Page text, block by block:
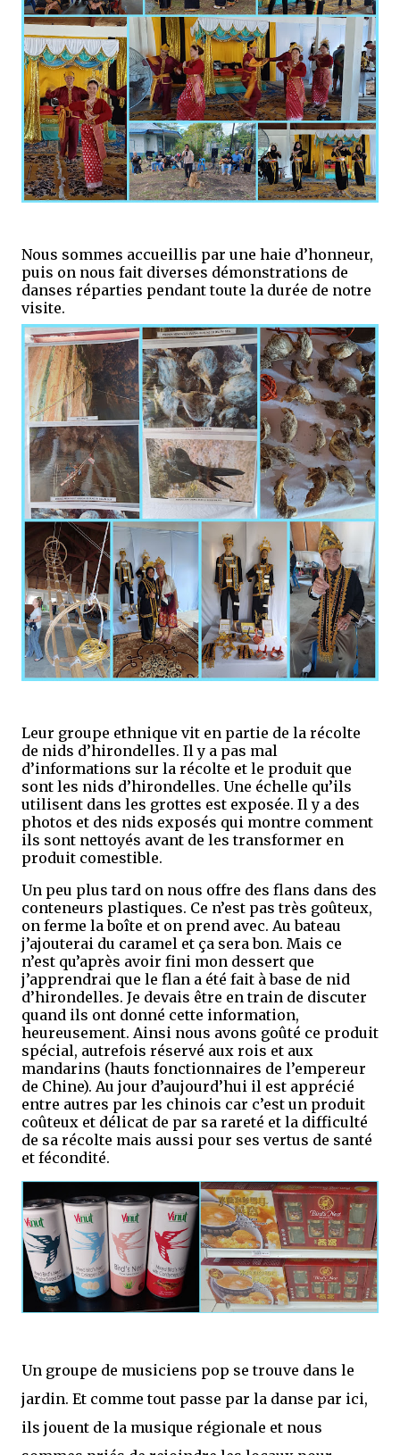
Nous sommes accueillis par une haie d’honneur,
puis on nous fait diverses démonstrations de
danses réparties pendant toute la durée de notre
visite.
Leur groupe ethnique vit en partie de la récolte
de nids d’hirondelles. Il y a pas mal
d’informations sur la récolte et le produit que
sont les nids d’hirondelles. Une échelle qu’ils
utilisent dans les grottes est exposée. Il y a des
photos et des nids exposés qui montre comment
ils sont nettoyés avant de les transformer en
produit comestible.
Un peu plus tard on nous offre des flans dans des
conteneurs plastiques. Ce n’est pas très goûteux,
on ferme la boîte et on prend avec. Au bateau
j’ajouterai du caramel et ça sera bon. Mais ce
n’est qu’après avoir fini mon dessert que
j’apprendrai que le flan a été fait à base de nid
d’hirondelles. Je devais être en train de discuter
quand ils ont donné cette information,
heureusement. Ainsi nous avons goûté ce produit
spécial, autrefois réservé aux rois et aux
mandarins (hauts fonctionnaires de l’empereur
de Chine). Au jour d’aujourd’hui il est apprécié
entre autres par les chinois car c’est un produit
coûteux et délicat de par sa rareté et la difficulté
de sa récolte mais aussi pour ses vertus de santé
et fécondité.
Un groupe de musiciens pop se trouve dans le
jardin. Et comme tout passe par la danse par ici,
ils jouent de la musique régionale et nous